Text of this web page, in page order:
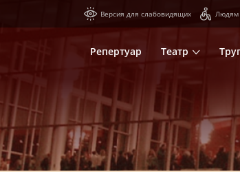
Версия для слабовидящих Людям
Репертуар Театр